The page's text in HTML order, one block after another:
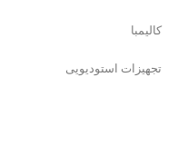
کالیمبا
تجهیزات استودیویی